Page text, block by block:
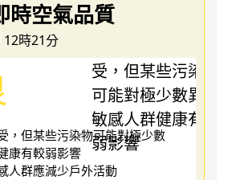
時空氣品質
12時21分
，但某些污染物可能對極少數
康有較弱影響
人群應減少戶外活動